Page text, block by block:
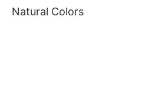
Natural Colors